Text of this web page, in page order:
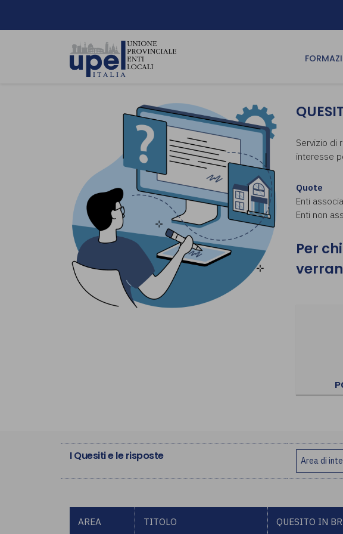
FAD
Servizio di
interesse
Quote
Enti
Enti non
Per
I Quesiti e le risposte
AREA TITOLO QUESITO IN